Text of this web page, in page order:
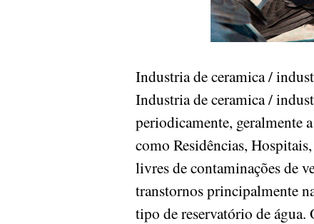
Industria de ceramica /
Industria de ceramica /
periodicamente, geralmente
como Residências,
livres de contaminações de
transtornos principalmente
tipo de reservatório de água.